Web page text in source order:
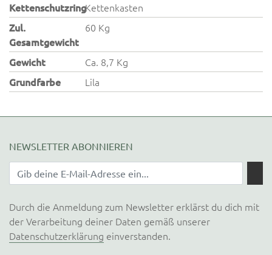
KettenschutzringKettenkasten
Zul.
Gesamtgewicht
60 Kg
Gewicht
Ca. 8,7 Kg
Grundfarbe
Lila
NEWSLETTER ABONNIEREN
Durch die Anmeldung zum Newsletter erklärst du dich mit
der Verarbeitung deiner Daten gemäß unserer
Datenschutzerklärung einverstanden.